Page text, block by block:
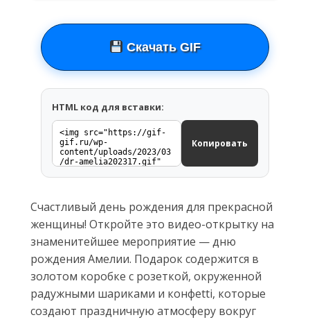
Скачать GIF
HTML код для вставки:
Копировать
Счастливый день рождения для прекрасной
женщины! Откройте это видео-открытку на
знаменитейшее мероприятие — дню
рождения Амелии. Подарок содержится в
золотом коробке с розеткой, окруженной
радужными шариками и конфetti, которые
создают праздничную атмосферу вокруг